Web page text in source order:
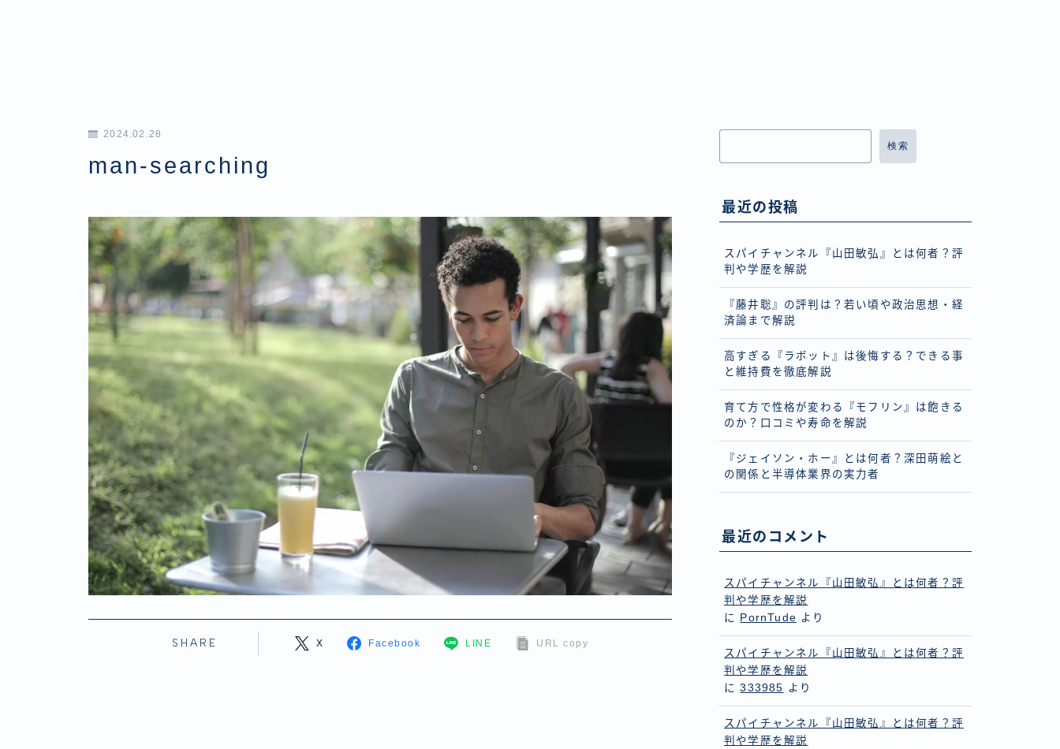
2024.02.28
man-searching
SHARE X Facebook LINE URL copy
検索
最近の投稿
スパイチャンネル『山田敏弘』とは何者？評
判や学歴を解説
『藤井聡』の評判は？若い頃や政治思想・経
済論まで解説
高すぎる『ラボット』は後悔する？できる事
と維持費を徹底解説
育て方で性格が変わる『モフリン』は飽きる
のか？口コミや寿命を解説
『ジェイソン・ホー』とは何者？深田萌絵と
の関係と半導体業界の実力者
最近のコメント
スパイチャンネル『山田敏弘』とは何者？評
判や学歴を解説
に
PornTude より
スパイチャンネル『山田敏弘』とは何者？評
判や学歴を解説
に333985 より
スパイチャンネル『山田敏弘』とは何者？評
判や学歴を解説